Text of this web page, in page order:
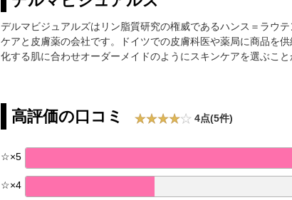
デルマビジュアルズはリン脂質研究の権威であるハンス＝ラウ
ケアと皮膚薬の会社です。ドイツでの皮膚科医や薬局に商品を
化する肌に合わせオーダーメイドのようにスキンケアを選ぶこ
高評価の口コミ 4点(5件)
☆×5
☆×4